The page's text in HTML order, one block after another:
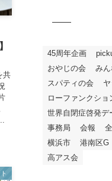
共
45周年企画
おやじの会
み
スパティの会
ローファンクショ
世界自閉症啓発デ
事務局
会報
横浜市
港南区G
高アス会